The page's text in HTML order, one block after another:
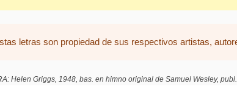
letras son propiedad de sus respectivos artistas,
Helen Griggs, 1948, bas. en himno original de Samuel Wesley,